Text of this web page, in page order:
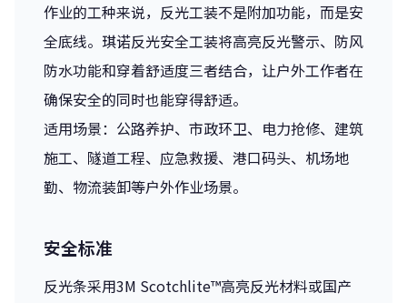
作业的工种来说，反光工装不是附加功能，而是安
全底线。琪诺反光安全工装将高亮反光警示、防风
防水功能和穿着舒适度三者结合，让户外工作者在
确保安全的同时也能穿得舒适。
适用场景：公路养护、市政环卫、电力抢修、建筑
施工、隧道工程、应急救援、港口码头、机场地
勤、物流装卸等户外作业场景。
安全标准
反光条采用3M Scotchlite™高亮反光材料或国产